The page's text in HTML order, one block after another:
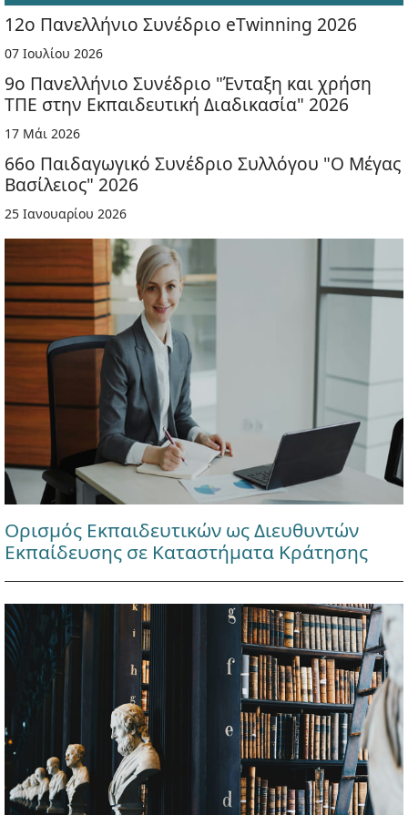
12ο Πανελλήνιο Συνέδριο eTwinning 2026
07 Ιουλίου 2026
9ο Πανελλήνιο Συνέδριο "Ένταξη και χρήση
ΤΠΕ στην Εκπαιδευτική Διαδικασία" 2026
17 Μάι 2026
66ο Παιδαγωγικό Συνέδριο Συλλόγου "Ο Μέγας
Βασίλειος" 2026
25 Ιανουαρίου 2026
Ορισμός Εκπαιδευτικών ως Διευθυντών
Εκπαίδευσης σε Καταστήματα Κράτησης